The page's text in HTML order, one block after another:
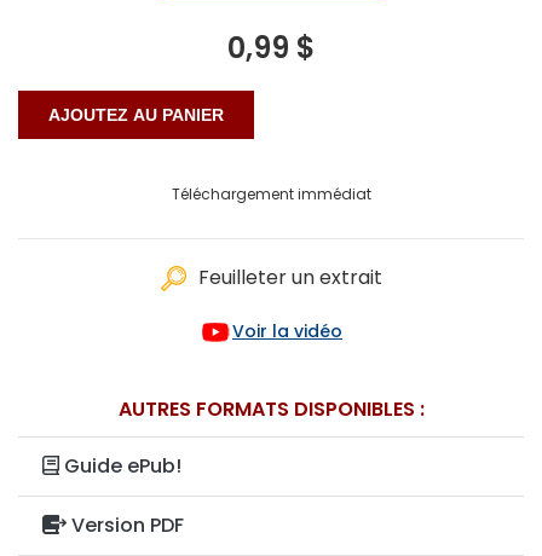
0,99 $
Téléchargement immédiat
Feuilleter un extrait
Voir la vidéo
AUTRES FORMATS DISPONIBLES :
Guide ePub!
Version PDF